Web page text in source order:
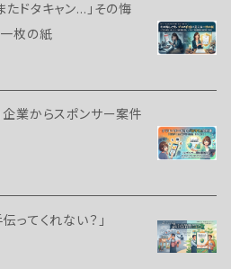
たドタキャン…」その悔
枚の紙
業からスポンサー案件
ってくれない？」